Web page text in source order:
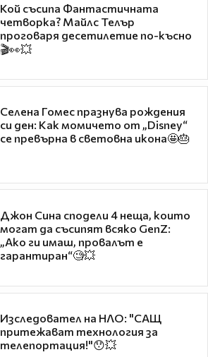
Кой съсипа Фантастичната
четворка? Майлс Телър
проговаря десетилетие по-късно
🎬👀💥
Селена Гомес празнува рождения
си ден: Как момичето от „Disney“
се превърна в световна икона🤩🎂
Джон Сина сподели 4 неща, които
могат да съсипят всяко GenZ:
„Ако ги имаш, провалът е
гарантиран“🧐💥
Изследовател на НЛО: "САЩ
притежават технология за
телепортация!"😯💥